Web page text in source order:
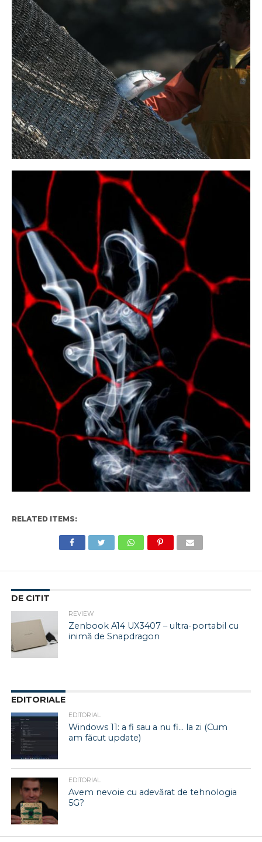
RELATED ITEMS:
DE CITIT
REVIEW
Zenbook A14 UX3407 – ultra-portabil cu
inimă de Snapdragon
EDITORIALE
EDITORIAL
Windows 11: a fi sau a nu fi… la zi (Cum
am făcut update)
EDITORIAL
Avem nevoie cu adevărat de tehnologia
5G?